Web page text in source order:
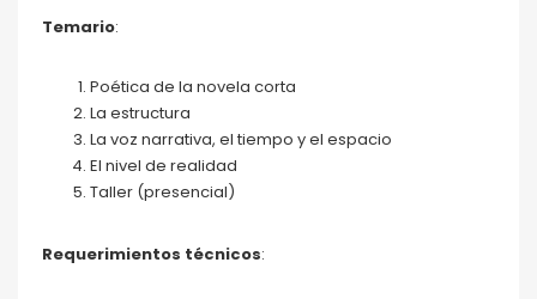
Temario:
Poética de la novela corta
La estructura
La voz narrativa, el tiempo y el espacio
El nivel de realidad
Taller (presencial)
Requerimientos técnicos: